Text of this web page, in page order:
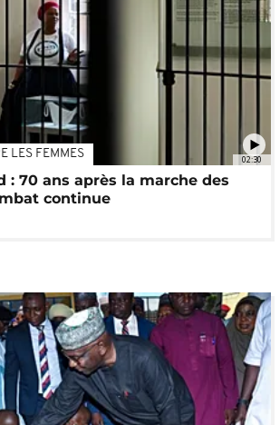
02:30
LES FEMMES
: 70 ans après la marche des
continue